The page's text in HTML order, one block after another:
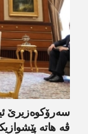
سەرۆکوەزیرێ
ڤە ھاتە